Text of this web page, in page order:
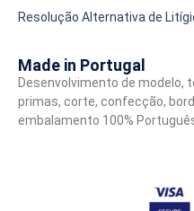
Resolução Alternativa de
Made in Portugal
Desenvolvimento de modelo,
primas, corte, confecção,
embalamento 100%